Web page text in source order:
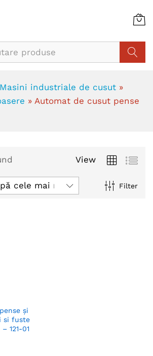
Masini industriale de cusut »
» Automat de cusut pense
View
Filter
cele mai recente
şi
si fuste
121-01